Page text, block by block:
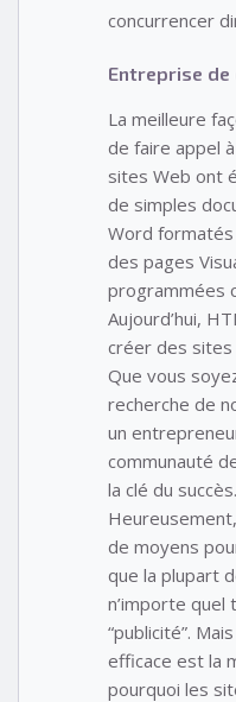
concurrencer
Entreprise de
La meilleure
de faire appel
sites Web ont
de simples
Word
des pages
programmées
Aujourd’hui,
créer des sites
Que vous
recherche de
un
communauté
la clé du succès.
de moyens
que la plupart
n’importe quel
“publicité”.
efficace est la
pourquoi les